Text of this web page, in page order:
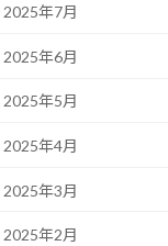
2025年7月
2025年6月
2025年5月
2025年4月
2025年3月
2025年2月